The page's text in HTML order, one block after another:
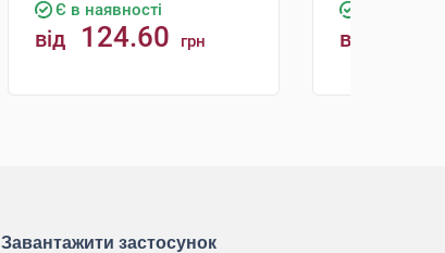
Є в наявності
від 124.60 грн від
Завантажити застосунок